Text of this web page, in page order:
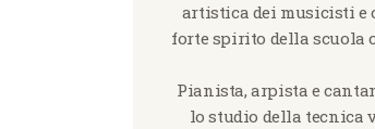
artistica dei musicisti e
forte spirito della scuola
Pianista, arpista e
lo studio della tecnica